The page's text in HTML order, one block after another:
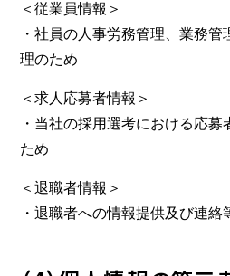
＜従業員情報＞
・社員の人事労務管理、業務
理のため
＜求人応募者情報＞
・当社の採用選考における応
ため
＜退職者情報＞
・退職者への情報提供及び連絡